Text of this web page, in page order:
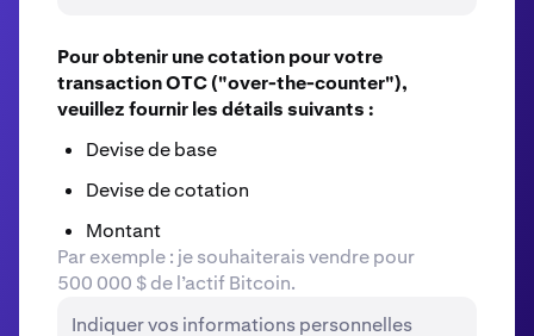
Pour obtenir une cotation pour votre
transaction OTC ("over-the-counter"),
veuillez fournir les détails suivants :
Devise de base
Devise de cotation
Montant
Par exemple : je souhaiterais vendre pour
500 000 $ de l’actif Bitcoin.
Indiquer vos informations personnelles